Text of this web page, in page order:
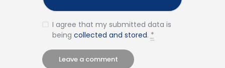
I agree that my submitted data is
being collected and stored. *